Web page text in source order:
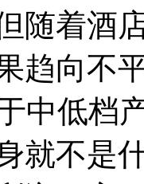
随着酒
趋向不
低档产
就不是